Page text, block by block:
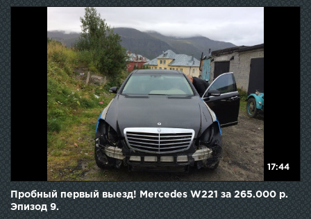
17:44
Пробный первый выезд! Mercedes W221 за 265.000 р.
Эпизод 9.